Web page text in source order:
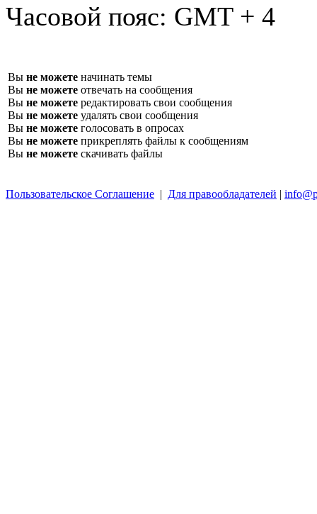
Часовой пояс: GMT + 4
Вы не можете начинать темы
Вы не можете отвечать на сообщения
Вы не можете редактировать свои сообщения
Вы не можете удалять свои сообщения
Вы не можете голосовать в опросах
Вы не можете прикреплять файлы к сообщениям
Вы не можете скачивать файлы
Пользовательское Соглашение | Для правообладателей |